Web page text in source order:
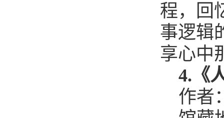
程，回
事逻辑
享心中
4.《
作者